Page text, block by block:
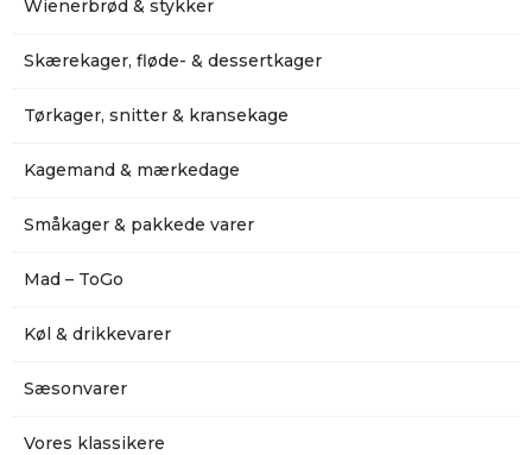
Wienerbrød & stykker
Skærekager, fløde- & dessertkager
Tørkager, snitter & kransekage
Kagemand & mærkedage
Småkager & pakkede varer
Mad – ToGo
Køl & drikkevarer
Sæsonvarer
Vores klassikere